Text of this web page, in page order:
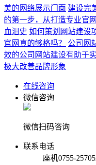
美的网络展示门面 建设完
的第一步，从打造专业官
血泪史 如何策划网站建设
官网真的够格吗？
公司网
效的公司网站建设有助于
极大改善品牌形象
在线咨询
微信咨询
微信扫码咨询
联系电话
座机0755-